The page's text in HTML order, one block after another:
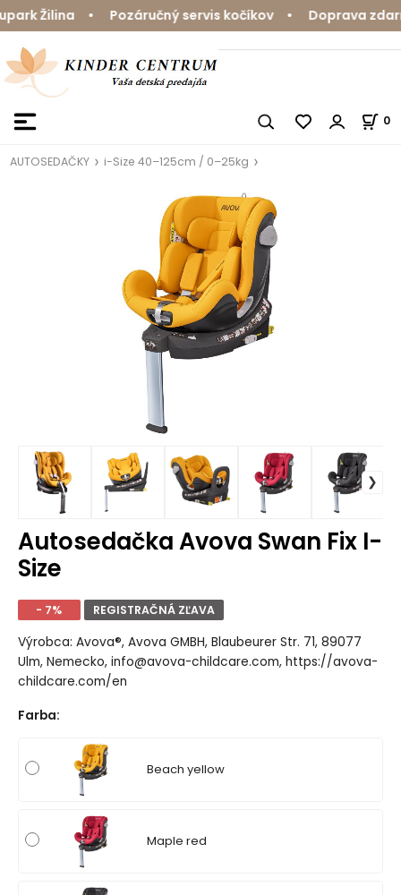
Žilina • Pozáručný servis kočíkov • Doprava
0
AUTOSEDAČKY i-Size 40–125cm / 0–25kg
Autosedačka Avova Swan Fix I-
Size
- 7% REGISTRAČNÁ ZĽAVA
Výrobca: Avova®, Avova GMBH, Blaubeurer Str. 71, 89077
Ulm, Nemecko, info@avova-childcare.com, https://avova-
childcare.com/en
Farba:
Beach yellow
Maple red